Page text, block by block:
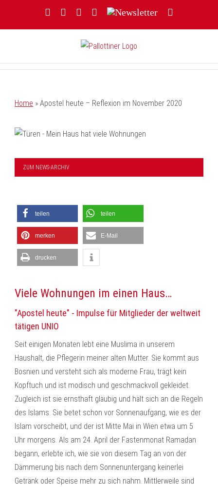
FacebookYouTubeInstagram
Threads
Newsletter
Home » Apostel heute – Reflexion im November 2020
ZUM NEWS-ARCHIV
teilen teilen
merken E-Mail
drucken
Viele Wohnungen im einen Haus…
"Apostel heute" - Impulse für Mitglieder der weltweit
tätigen UNIO
Seit einigen Monaten lebt eine Muslima in unserem
Haushalt, die Pflegerin meiner alten Mutter. Sie kommt aus
Bosnien und versteht sich als moderne Frau, trägt kein
Kopftuch und ist modisch und geschmackvoll gekleidet.
Zugleich ist sie ernsthaft gläubig und hält sich an die Regeln
des Islams. Sie betet schon vor Sonnenaufgang, wie es der
Islam vorscheibt, und der ist Mitte Mai in Wien etwa um 5
Uhr morgens. Als am 24. April der Fastenmonat Ramadan
begann, erlebte ich, wie sie von diesem Tag an von der
Dämmerung bis nach dem Sonnenuntergang keinerlei
Getränk oder Speise mehr zu sich nahm. Mittlerweile sind